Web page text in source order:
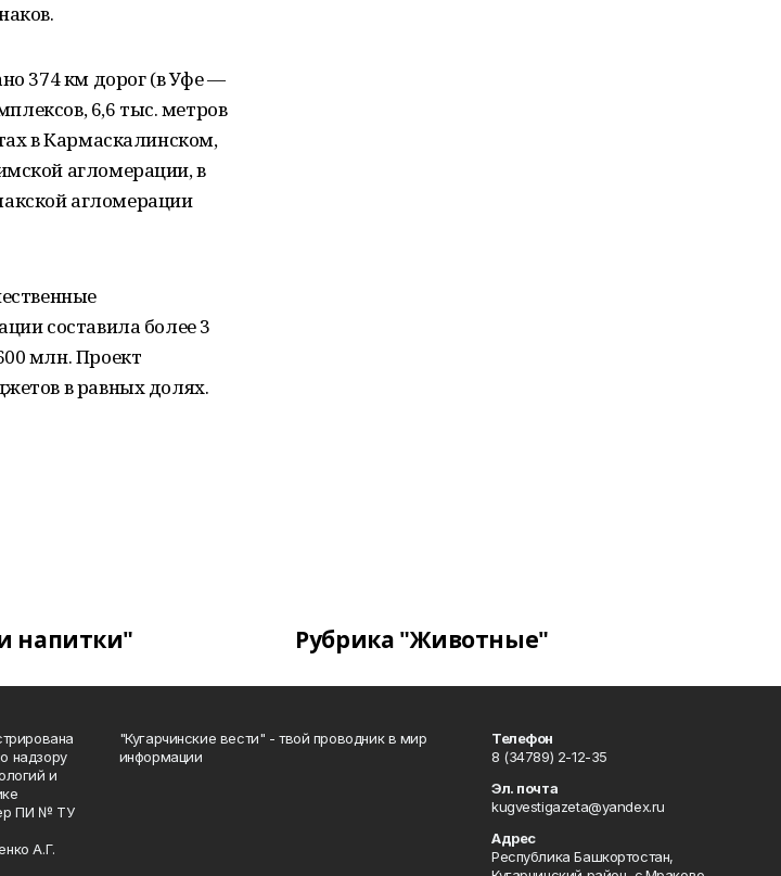
374 км дорог (в Уфе —
6,6 тыс. метров
в Кармаскалинском,
агломерации, в
агломерации
составила более 3
млн. Проект
в равных долях.
напитки" Рубрика "Животные"
надзору
и
ПИ № ТУ
А.Г.
"Кугарчинские вести" - твой проводник в мир
информации
Телефон
8 (34789) 2-12-35
Эл. почта
kugvestigazeta@yandex.ru
Адрес
Республика Башкортостан,